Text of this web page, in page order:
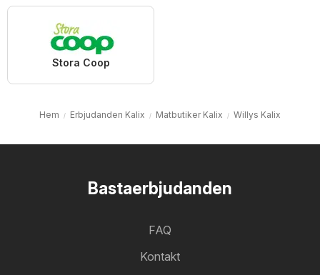
Stora Coop
Hem Erbjudanden Kalix Matbutiker Kalix Willys Kalix
Bastaerbjudanden
FAQ
Kontakt